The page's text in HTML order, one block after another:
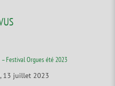
– Festival Orgues été 2023
13 juillet 2023